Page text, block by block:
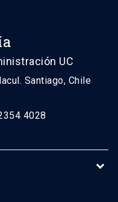
UC
Santiago, Chile
4028